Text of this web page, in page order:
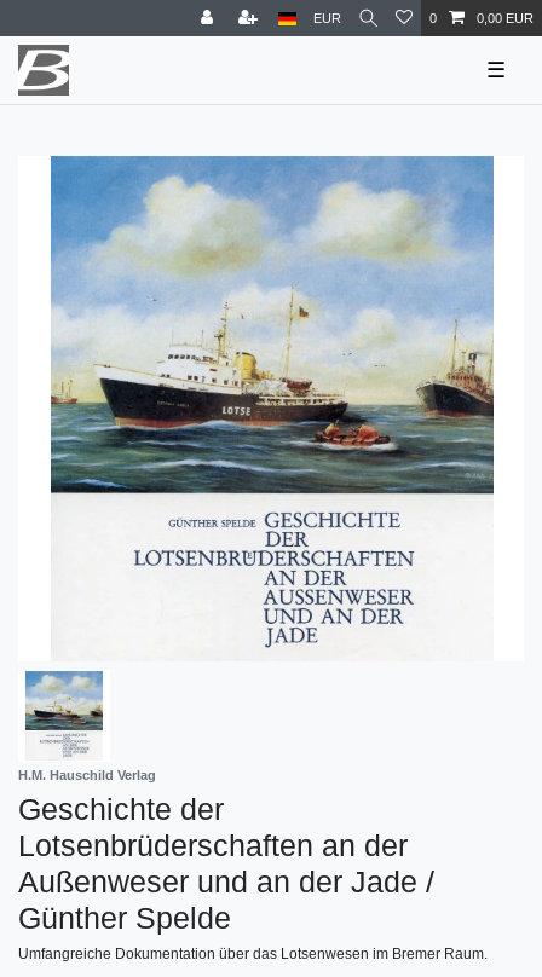
EUR 0 0,00 EUR
☰
H.M. Hauschild Verlag
Geschichte der
Lotsenbrüderschaften an der
Außenweser und an der Jade /
Günther Spelde
Umfangreiche Dokumentation über das Lotsenwesen im Bremer Raum.